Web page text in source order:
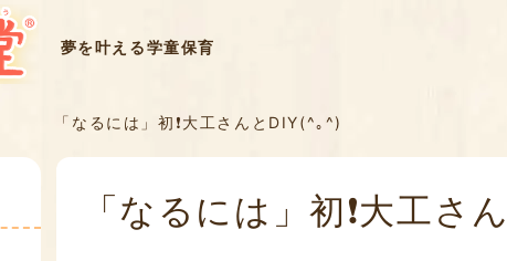
夢を叶える学童保育
「なるには」初❗️大工さんとDIY(^｡^)
「なるには」初❗️大工さ